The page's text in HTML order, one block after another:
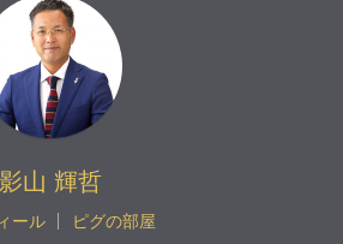
影山 輝哲
ール ピグの部屋